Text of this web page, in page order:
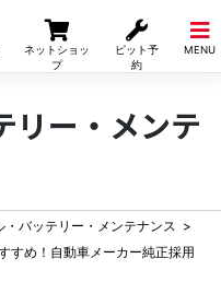
ネットショッ
プ
ピット予
約
MENU
リー・メンテ
・バッテリー・メンテナンス
すめ！自動車メーカー純正採用